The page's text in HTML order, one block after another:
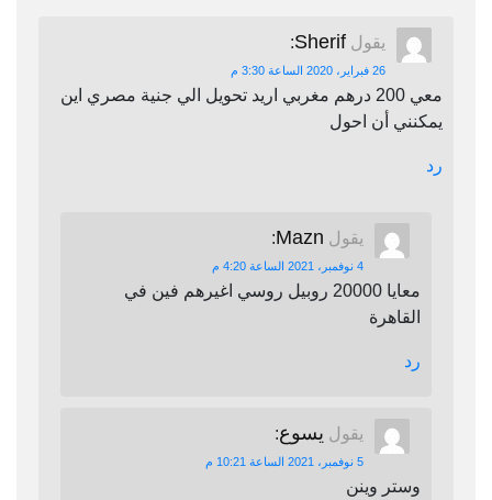
يقول Sherif
:
26 فبراير، 2020 الساعة 3:30 م
معي 200 درهم مغربي اريد تحويل الي جنية مصري اين
يمكنني أن احول
رد
يقول Mazn
:
4 نوفمبر، 2021 الساعة 4:20 م
معايا 20000 روبيل روسي اغيرهم فين في
القاهرة
رد
يقول يسوع:
5 نوفمبر، 2021 الساعة 10:21 م
وستر وينن